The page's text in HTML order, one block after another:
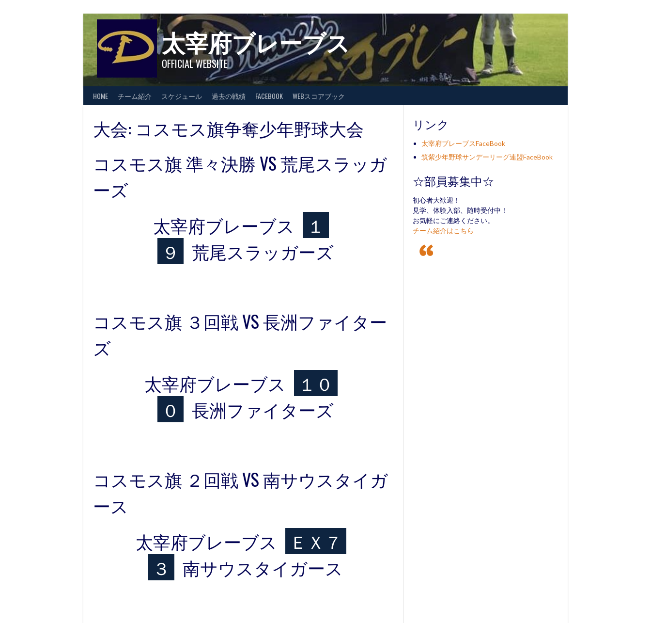
太宰府ブレーブス
OFFICIAL WEBSITE
HOME チーム紹介 スケジュール 過去の戦績 FACEBOOK WEBスコアブック
大会: コスモス旗争奪少年野球大会
コスモス旗 準々決勝 VS 荒尾スラッガ
ーズ
太宰府ブレーブス
１
９
荒尾スラッガーズ
コスモス旗 ３回戦 VS 長洲ファイター
ズ
太宰府ブレーブス
１０
０
長洲ファイターズ
コスモス旗 ２回戦 VS 南サウスタイガ
ース
太宰府ブレーブス
ＥＸ７
３
南サウスタイガース
リンク
太宰府ブレーブスFaceBook
筑紫少年野球サンデーリーグ連盟FaceBook
☆部員募集中☆
初心者大歓迎！
見学、体験入部、随時受付中！
お気軽にご連絡ください。
チーム紹介はこちら